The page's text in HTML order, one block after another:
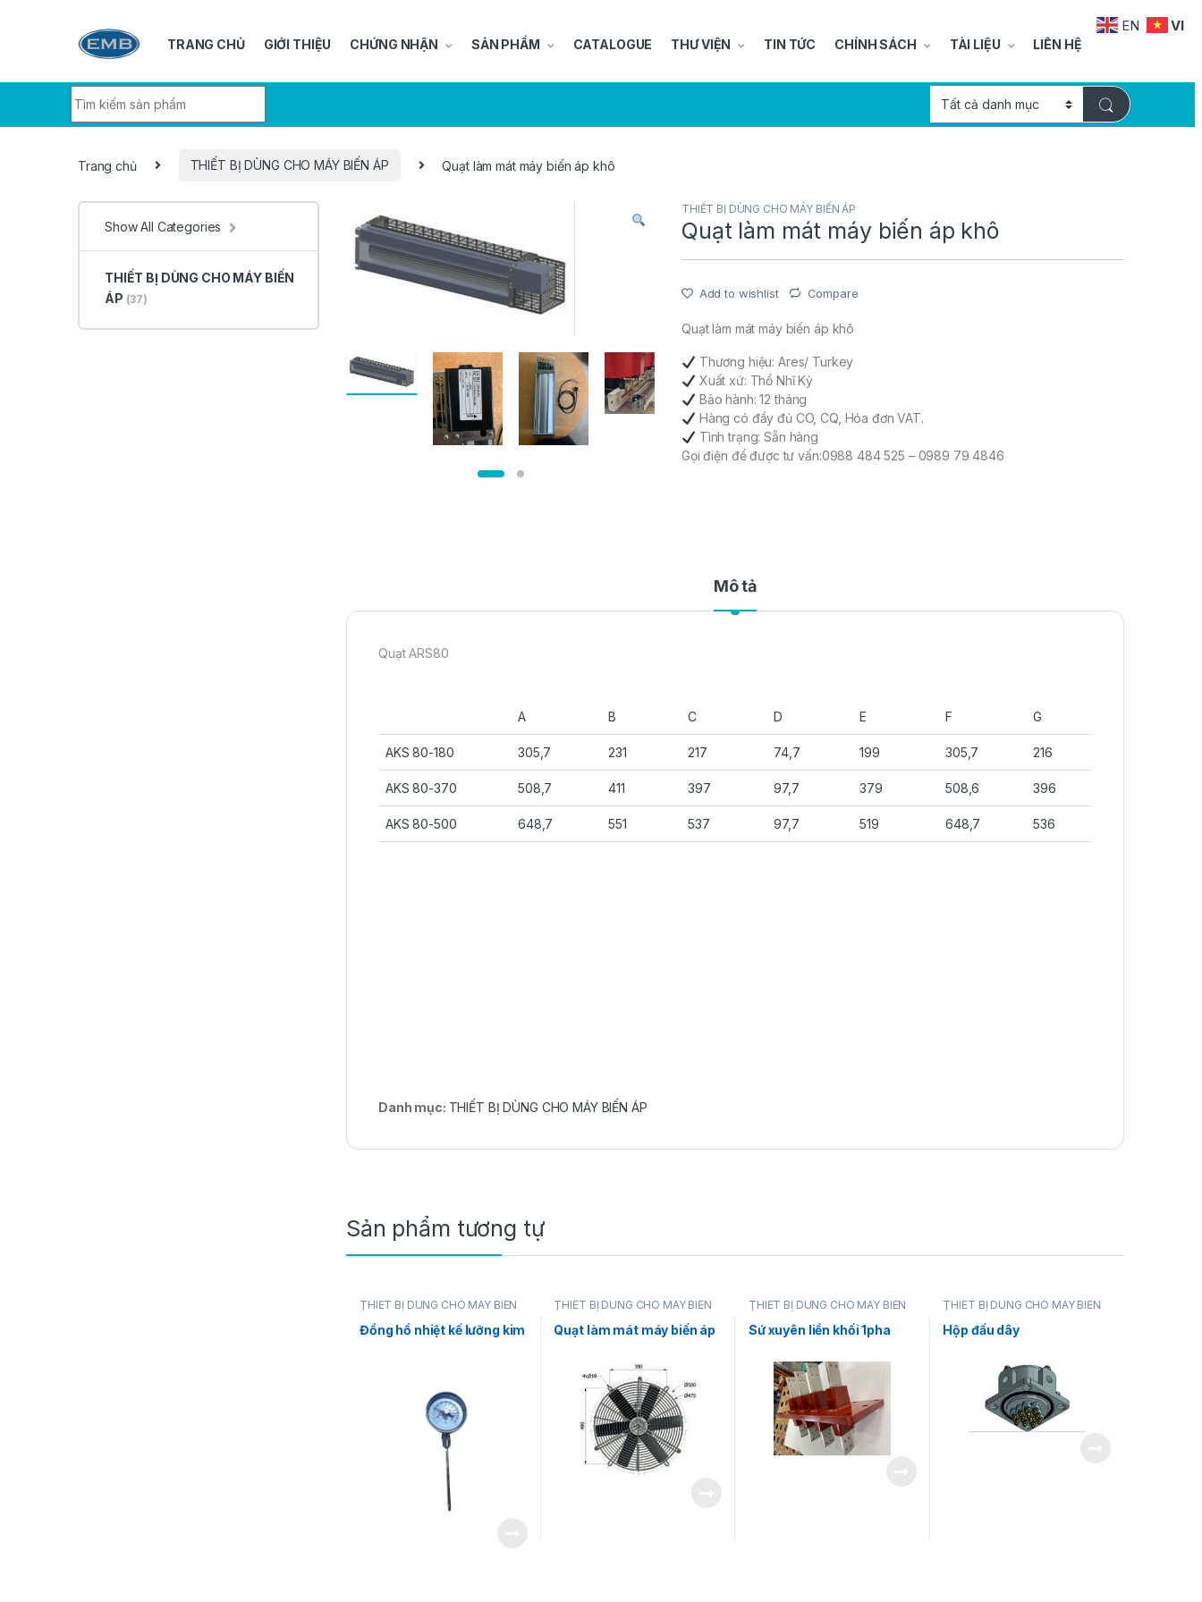
TRANG CHỦ GIỚI THIỆU CHỨNG NHẬN SẢN PHẨM CATALOGUE THƯ VIỆN TIN TỨC CHÍNH SÁCH TÀI LIỆU LIÊN HỆ
Trang chủ THIẾT BỊ DÙNG CHO MÁY BIẾN ÁP Quạt làm mát máy biến áp khô
THIẾT BỊ DÙNG CHO MÁY BIẾN ÁP
Quạt làm mát máy biến áp khô
Add to wishlist Compare
Quạt làm mát máy biến áp khô
Thương hiệu: Ares/ Turkey
Xuất xứ: Thổ Nhĩ Kỳ
Bảo hành: 12 tháng
Hàng có đầy đủ CO, CQ, Hóa đơn VAT.
Tình trạng: Sẵn hàng
Gọi điện để được tư vấn:0988 484 525 – 0989 79 4846
Mô tả
Quạt ARS80
A B C D E F G
AKS 80-180 305,7 231 217 74,7 199 305,7 216
AKS 80-370 508,7 411 397 97,7 379 508,6 396
AKS 80-500 648,7 551 537 97,7 519 648,7 536
Danh mục: THIẾT BỊ DÙNG CHO MÁY BIẾN ÁP
Sản phẩm tương tự
THIẾT BỊ DÙNG CHO MÁY BIẾN
Đồng hồ nhiệt kế lưỡng kim
THIẾT BỊ DÙNG CHO MÁY BIẾN
Quạt làm mát máy biến áp
THIẾT BỊ DÙNG CHO MÁY BIẾN
Sứ xuyên liền khối 1pha
THIẾT BỊ DÙNG CHO MÁY BIẾN
Hộp đấu dây
Show All Categories
THIẾT BỊ DÙNG CHO MÁY BIẾN
ÁP (37)
EN VI